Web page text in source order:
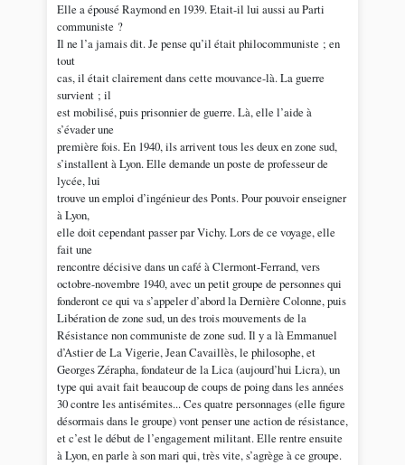
Elle a épousé Raymond en 1939. Etait-il lui aussi au Parti
communiste ?
Il ne l’a jamais dit. Je pense qu’il était philocommuniste ; en
tout
cas, il était clairement dans cette mouvance-là. La guerre
survient ; il
est mobilisé, puis prisonnier de guerre. Là, elle l’aide à
s’évader une
première fois. En 1940, ils arrivent tous les deux en zone sud,
s’installent à Lyon. Elle demande un poste de professeur de
lycée, lui
trouve un emploi d’ingénieur des Ponts. Pour pouvoir enseigner
à Lyon,
elle doit cependant passer par Vichy. Lors de ce voyage, elle
fait une
rencontre décisive dans un café à Clermont-Ferrand, vers
octobre-novembre 1940, avec un petit groupe de personnes qui
fonderont ce qui va s’appeler d’abord la Dernière Colonne, puis
Libération de zone sud, un des trois mouvements de la
Résistance non communiste de zone sud. Il y a là Emmanuel
d’Astier de La Vigerie, Jean Cavaillès, le philosophe, et
Georges Zérapha, fondateur de la Lica (aujourd’hui Licra), un
type qui avait fait beaucoup de coups de poing dans les années
30 contre les antisémites... Ces quatre personnages (elle figure
désormais dans le groupe) vont penser une action de résistance,
et c’est le début de l’engagement militant. Elle rentre ensuite
à Lyon, en parle à son mari qui, très vite, s’agrège à ce groupe.